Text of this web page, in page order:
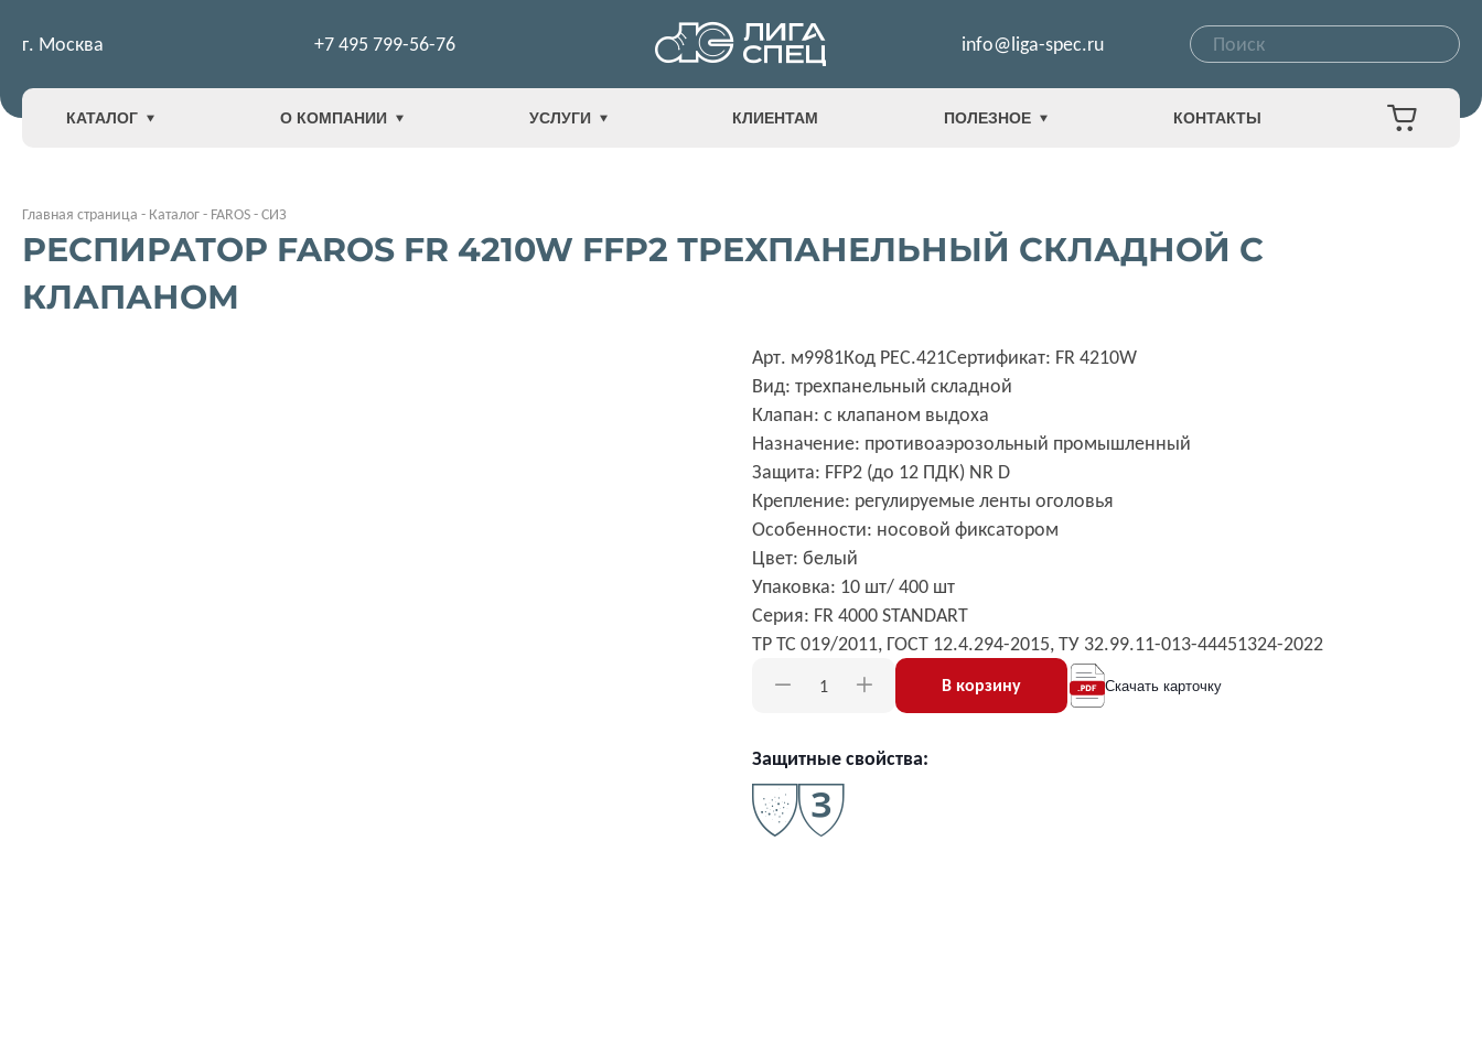
г. Москва +7 495 799-56-76 info@liga-spec.ru
КАТАЛОГ О КОМПАНИИ УСЛУГИ КЛИЕНТАМ ПОЛЕЗНОЕ КОНТАКТЫ
Главная страница - Каталог- FAROS-СИЗ
РЕСПИРАТОР FAROS FR 4210W FFP2 ТРЕХПАНЕЛЬНЫЙ СКЛАДНОЙ С
КЛАПАНОМ
Арт. м9981Код РЕС.421Сертификат: FR 4210W
Вид: трехпанельный складной
Клапан: с клапаном выдоха
Назначение: противоаэрозольный промышленный
Защита: FFP2 (до 12 ПДК) NR D
Крепление: регулируемые ленты оголовья
Особенности: носовой фиксатором
Цвет: белый
Упаковка: 10 шт/ 400 шт
Серия: FR 4000 STANDART
ТР ТС 019/2011, ГОСТ 12.4.294-2015, ТУ 32.99.11-013-44451324-2022
В корзину Скачать карточку
Защитные свойства: